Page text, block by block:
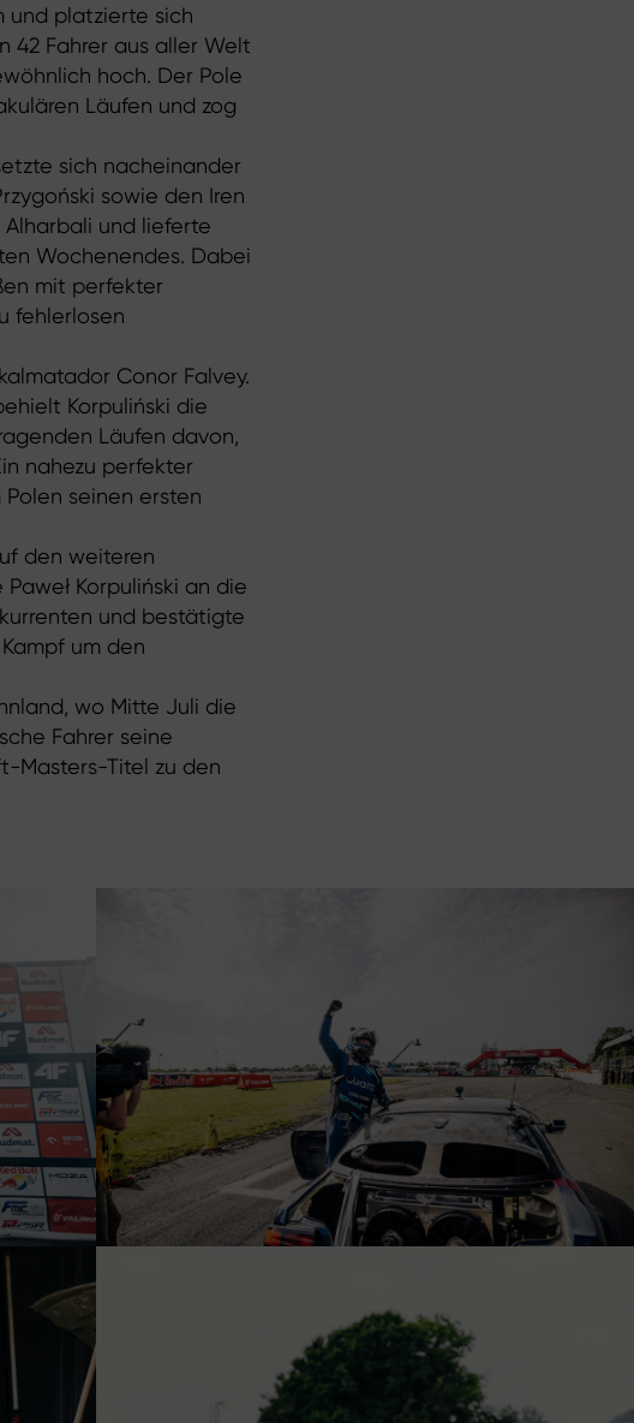
und platzierte sich
42 Fahrer aus aller Welt
hoch. Der Pole
Läufen und zog
sich nacheinander
sowie den Iren
und lieferte
Wochenendes. Dabei
mit perfekter
fehlerlosen
Conor Falvey.
Korpuliński die
Läufen davon,
nahezu perfekter
seinen ersten
den weiteren
Korpuliński an die
und bestätigte
um den
wo Mitte Juli die
Fahrer seine
Masters-Titel zu den